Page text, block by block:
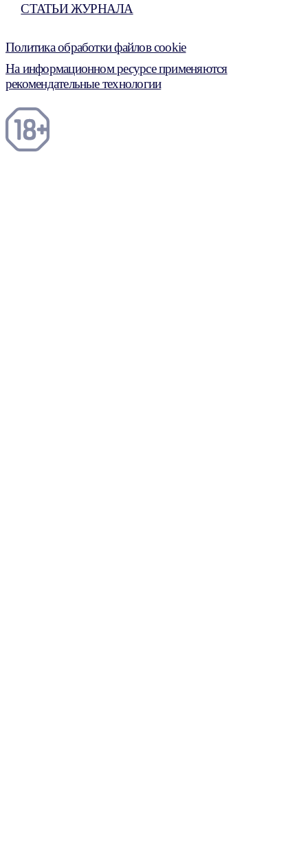
СТАТЬИ ЖУРНАЛА
Политика обработки файлов cookie
На информационном ресурсе применяются
рекомендательные технологии